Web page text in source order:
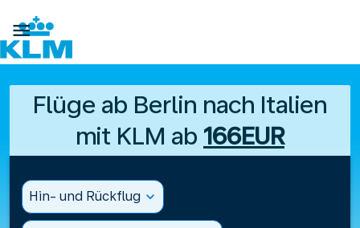

Flüge ab Berlin nach Italien
mit KLM ab 166EUR
Hin- und Rückflug expand_more